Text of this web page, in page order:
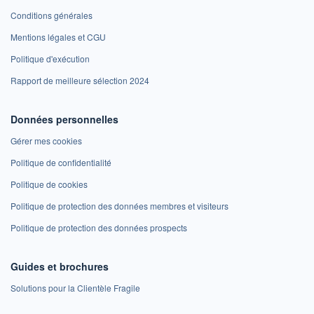
Conditions générales
Mentions légales et CGU
Politique d'exécution
Rapport de meilleure sélection 2024
Données personnelles
Gérer mes cookies
Politique de confidentialité
Politique de cookies
Politique de protection des données membres et visiteurs
Politique de protection des données prospects
Guides et brochures
Solutions pour la Clientèle Fragile